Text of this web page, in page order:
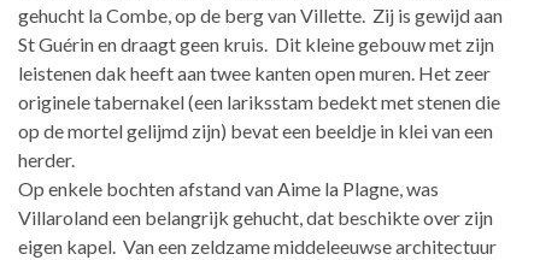
gehucht la Combe, op de berg van Villette. Zij is gewijd aan
St Guérin en draagt geen kruis. Dit kleine gebouw met zijn
leistenen dak heeft aan twee kanten open muren. Het zeer
originele tabernakel (een lariksstam bedekt met stenen die
op de mortel gelijmd zijn) bevat een beeldje in klei van een
herder.
Op enkele bochten afstand van Aime la Plagne, was
Villaroland een belangrijk gehucht, dat beschikte over zijn
eigen kapel. Van een zeldzame middeleeuwse architectuur